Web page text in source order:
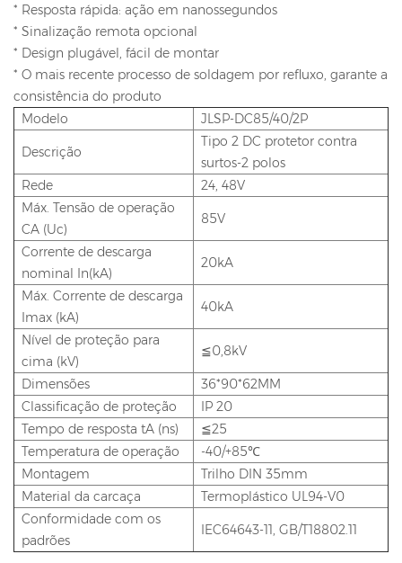
* Resposta rápida: ação em nanossegundos
* Sinalização remota opcional
* Design plugável, fácil de montar
* O mais recente processo de soldagem por refluxo, garante a
consistência do produto
Modelo
JLSP-DC85/40/2P
Descrição
Tipo 2 DC protetor contra
surtos-2 polos
Rede
24, 48V
Máx. Tensão de operação
CA (Uc)
85V
Corrente de descarga
nominal In(kA)
20kA
Máx. Corrente de descarga
Imax (kA)
40kA
Nível de proteção para
cima (kV)
≦0,8kV
Dimensões
36*90*62MM
Classificação de proteção
IP 20
Tempo de resposta tA (ns)
≦25
Temperatura de operação
-40/+85℃
Montagem
Trilho DIN 35mm
Material da carcaça
Termoplástico UL94-V0
Conformidade com os
padrões
IEC64643-11, GB/T18802.11